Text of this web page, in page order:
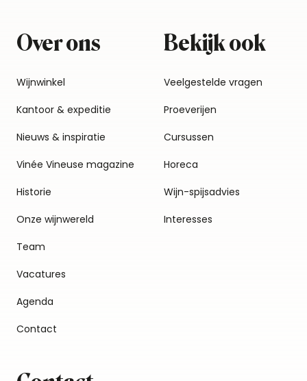
Over ons
Wijnwinkel
Kantoor & expeditie
Nieuws & inspiratie
Vinée Vineuse magazine
Historie
Onze wijnwereld
Team
Vacatures
Agenda
Contact
Bekijk ook
Veelgestelde vragen
Proeverijen
Cursussen
Horeca
Wijn-spijsadvies
Interesses